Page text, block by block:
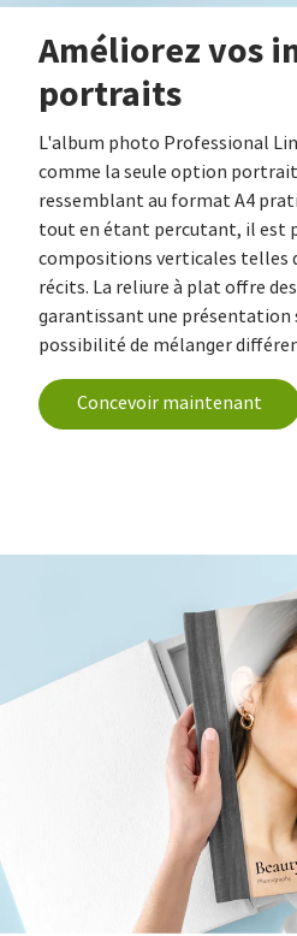
Améliorez vos
portraits
L'album photo Professional
comme la seule option
ressemblant au format A4
tout en étant percutant, il est
compositions verticales telles
récits. La reliure à plat offre
garantissant une présentation
possibilité de mélanger
Concevoir maintenant